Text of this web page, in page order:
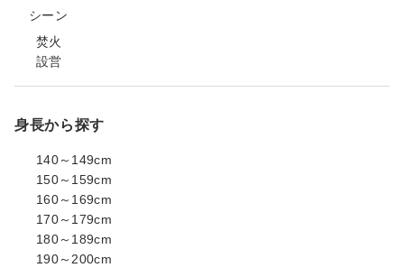
シーン
焚火
設営
身長から探す
140～149cm
150～159cm
160～169cm
170～179cm
180～189cm
190～200cm